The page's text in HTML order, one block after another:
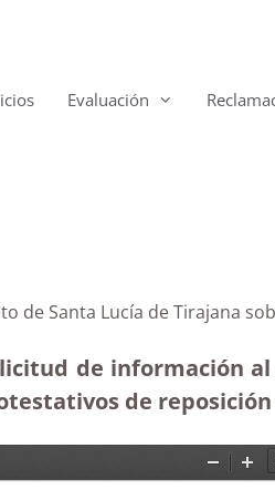
Evaluación
de Santa Lucía de Tirajana
de información
de